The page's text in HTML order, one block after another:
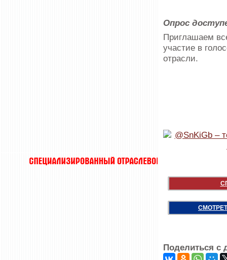
Опрос
Приглашаем
участие в
отрасли.
Поделиться с